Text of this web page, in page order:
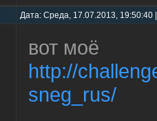
Дата: Среда, 17.07.2013,
вот моё
http://
sneg_rus/